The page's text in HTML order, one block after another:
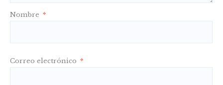
Nombre *
Correo electrónico *